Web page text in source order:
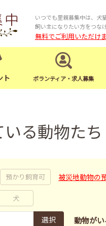
いつでも里親募集中は、犬
飼い主になりたい方をつな
無料でご利用いただけ
ト ボランティア・求人募集
る動物たち
預かり飼育可 被災地動物の
犬
選択 動物が